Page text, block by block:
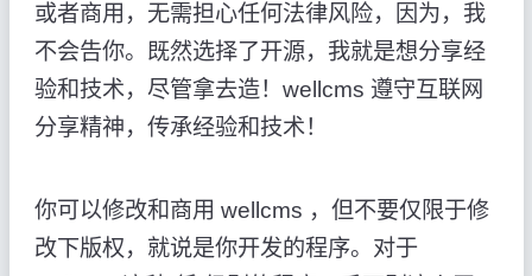
或者商用，无需担心任何法律风险，因为，我
不会告你。既然选择了开源，我就是想分享经
验和技术，尽管拿去造！wellcms 遵守互联网
分享精神，传承经验和技术！
你可以修改和商用 wellcms ，但不要仅限于修
改下版权，就说是你开发的程序。对于